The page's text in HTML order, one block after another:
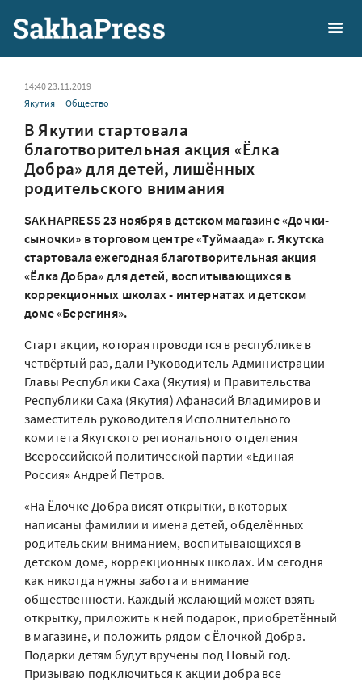
14:40 23.11.2019
Якутия
Общество
В Якутии стартовала
благотворительная акция «Ёлка
Добра» для детей, лишённых
родительского внимания
SAKHAPRESS 23 ноября в детском магазине «Дочки-
сыночки» в торговом центре «Туймаада» г. Якутска
стартовала ежегодная благотворительная акция
«Ёлка Добра» для детей, воспитывающихся в
коррекционных школах - интернатах и детском
доме «Берегиня».
Старт акции, которая проводится в республике в
четвёртый раз, дали Руководитель Администрации
Главы Республики Саха (Якутия) и Правительства
Республики Саха (Якутия) Афанасий Владимиров и
заместитель руководителя Исполнительного
комитета Якутского регионального отделения
Всероссийской политической партии «Единая
Россия» Андрей Петров.
«На Ёлочке Добра висят открытки, в которых
написаны фамилии и имена детей, обделённых
родительским вниманием, воспитывающихся в
детском доме, коррекционных школах. Им сегодня
как никогда нужны забота и внимание
общественности. Каждый желающий может взять
открытку, приложить к ней подарок, приобретённый
в магазине, и положить рядом с Ёлочкой Добра.
Подарки детям будут вручены под Новый год.
Призываю подключиться к акции добра все